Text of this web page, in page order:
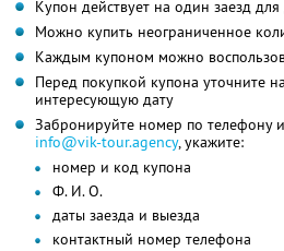
Купон действует на один заезд
Можно купить неограниченное
Каждым купоном можно
Перед покупкой купона уточните
интересующую дату
Забронируйте номер по телефону
info@vik-tour.agency, укажите:
номер и код купона
Ф. И. О.
даты заезда и выезда
контактный номер телефона